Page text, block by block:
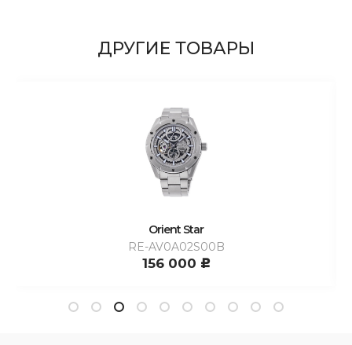
ДРУГИЕ ТОВАРЫ
Orient Star
RE-AV0A02S00B
156 000 c